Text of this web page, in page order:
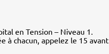
en Tension – Niveau 1.
à chacun, appelez le 15 avant